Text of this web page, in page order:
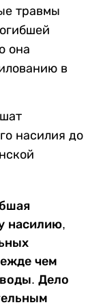
травмы
она
в
насилия до
насилию,
чем
Дело